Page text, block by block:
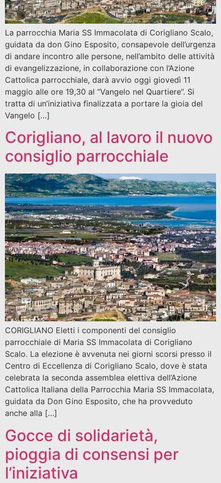
La parrocchia Maria SS Immacolata di Corigliano Scalo,
guidata da don Gino Esposito, consapevole dell’urgenza
di andare incontro alle persone, nell’ambito delle attività
di evangelizzazione, in collaborazione con l’Azione
Cattolica parrocchiale, darà avvio oggi giovedì 11
maggio alle ore 19,30 al “Vangelo nel Quartiere”. Si
tratta di un’iniziativa finalizzata a portare la gioia del
Vangelo […]
Corigliano, al lavoro il nuovo
consiglio parrocchiale
CORIGLIANO Eletti i componenti del consiglio
parrocchiale di Maria SS Immacolata di Corigliano
Scalo. La elezione è avvenuta nei giorni scorsi presso il
Centro di Eccellenza di Corigliano Scalo, dove è stata
celebrata la seconda assemblea elettiva dell’Azione
Cattolica Italiana della Parrocchia Maria SS Immacolata,
guidata da Don Gino Esposito, che ha provveduto
anche alla […]
Gocce di solidarietà,
pioggia di consensi per
l’iniziativa